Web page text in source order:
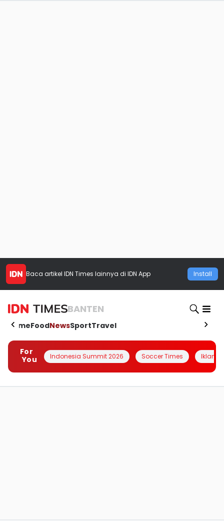
Baca artikel IDN Times lainnya di IDN App Install
BANTEN
HomeFoodNewsSportTravel
For
You
Indonesia Summit 2026 Soccer Times Iklanin